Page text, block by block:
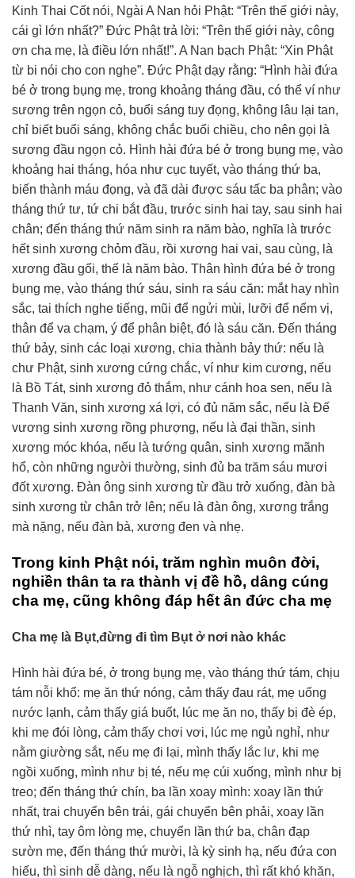
Kinh Thai Cốt nói, Ngài A Nan hỏi Phật: “Trên thế giới này,
cái gì lớn nhất?” Đức Phật trả lời: “Trên thế giới này, công
ơn cha mẹ, là điều lớn nhất!”. A Nan bạch Phật: “Xin Phật
từ bi nói cho con nghe”. Đức Phật dạy rằng: “Hình hài đứa
bé ở trong bụng mẹ, trong khoảng tháng đầu, có thể ví như
sương trên ngọn cỏ, buổi sáng tuy đọng, không lâu lại tan,
chỉ biết buổi sáng, không chắc buổi chiều, cho nên gọi là
sương đầu ngọn cỏ. Hình hài đứa bé ở trong bụng mẹ, vào
khoảng hai tháng, hóa như cục tuyết, vào tháng thứ ba,
biến thành máu đọng, và đã dài được sáu tấc ba phân; vào
tháng thứ tư, tứ chi bắt đầu, trước sinh hai tay, sau sinh hai
chân; đến tháng thứ năm sinh ra năm bào, nghĩa là trước
hết sinh xương chỏm đầu, rồi xương hai vai, sau cùng, là
xương đầu gối, thế là năm bào. Thân hình đứa bé ở trong
bụng mẹ, vào tháng thứ sáu, sinh ra sáu căn: mắt hay nhìn
sắc, tai thích nghe tiếng, mũi để ngửi mùi, lưỡi để nếm vị,
thân để va chạm, ý để phân biệt, đó là sáu căn. Đến tháng
thứ bảy, sinh các loại xương, chia thành bảy thứ: nếu là
chư Phật, sinh xương cứng chắc, ví như kim cương, nếu
là Bồ Tát, sinh xương đỏ thắm, như cánh hoa sen, nếu là
Thanh Văn, sinh xương xá lợi, có đủ năm sắc, nếu là Đế
vương sinh xương rồng phượng, nếu là đại thần, sinh
xương móc khóa, nếu là tướng quân, sinh xương mãnh
hổ, còn những người thường, sinh đủ ba trăm sáu mươi
đốt xương. Đàn ông sinh xương từ đầu trở xuống, đàn bà
sinh xương từ chân trở lên; nếu là đàn ông, xương trắng
mà nặng, nếu đàn bà, xương đen và nhẹ.
Trong kinh Phật nói, trăm nghìn muôn đời,
nghiền thân ta ra thành vị đề hồ, dâng cúng
cha mẹ, cũng không đáp hết ân đức cha mẹ
Cha mẹ là Bụt,đừng đi tìm Bụt ở nơi nào khác
Hình hài đứa bé, ở trong bụng mẹ, vào tháng thứ tám, chịu
tám nỗi khổ: mẹ ăn thứ nóng, cảm thấy đau rát, mẹ uống
nước lạnh, cảm thấy giá buốt, lúc mẹ ăn no, thấy bị đè ép,
khi mẹ đói lòng, cảm thấy chơi vơi, lúc mẹ ngủ nghỉ, như
nằm giường sắt, nếu mẹ đi lại, mình thấy lắc lư, khi mẹ
ngồi xuống, mình như bị té, nếu mẹ cúi xuống, mình như bị
treo; đến tháng thứ chín, ba lần xoay mình: xoay lần thứ
nhất, trai chuyển bên trái, gái chuyển bên phải, xoay lần
thứ nhì, tay ôm lòng mẹ, chuyển lần thứ ba, chân đạp
sườn mẹ, đến tháng thứ mười, là kỳ sinh hạ, nếu đứa con
hiếu, thì sinh dễ dàng, nếu là ngỗ nghịch, thì rất khó khăn,